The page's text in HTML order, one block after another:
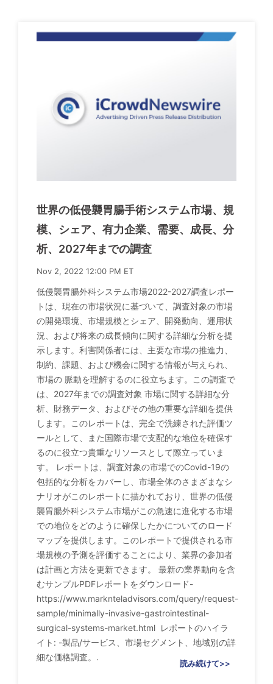
世界の低侵襲胃腸手術システム市場、規
模、シェア、有力企業、需要、成長、分
析、2027年までの調査
Nov 2, 2022 12:00 PM ET
低侵襲胃腸外科システム市場2022-2027調査レポー
トは、現在の市場状況に基づいて、調査対象の市場
の開発環境、市場規模とシェア、開発動向、運用状
況、および将来の成長傾向に関する詳細な分析を提
示します。利害関係者には、主要な市場の推進力、
制約、課題、および機会に関する情報が与えられ、
市場の 脈動を理解するのに役立ちます。この調査で
は、2027年までの調査対象 市場に関する詳細な分
析、財務データ、およびその他の重要な詳細を提供
します。このレポートは、完全で洗練された評価ツ
ールとして、また国際市場で支配的な地位を確保す
るのに役立つ貴重なリソースとして際立っていま
す。 レポートは、調査対象の市場でのCovid-19の
包括的な分析をカバーし、市場全体のさまざまなシ
ナリオがこのレポートに描かれており、世界の低侵
襲胃腸外科システム市場がこの急速に進化する市場
での地位をどのように確保したかについてのロード
マップを提供します。このレポートで提供される市
場規模の予測を評価することにより、業界の参加者
は計画と方法を更新できます。 最新の業界動向を含
むサンプルPDFレポートをダウンロード-
https://www.marknteladvisors.com/query/request-
sample/minimally-invasive-gastrointestinal-
surgical-systems-market.html レポートのハイラ
イト: -製品/サービス、市場セグメント、地域別の詳
細な価格調査。.
読み続けて>>